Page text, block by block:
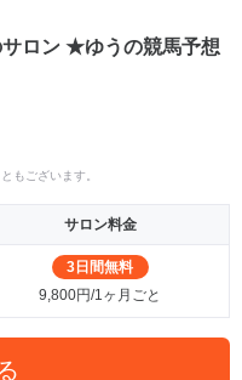
ロン ★ゆうの競馬予想
もございます。
サロン料金
3日間無料
9,800円/1ヶ月ごと